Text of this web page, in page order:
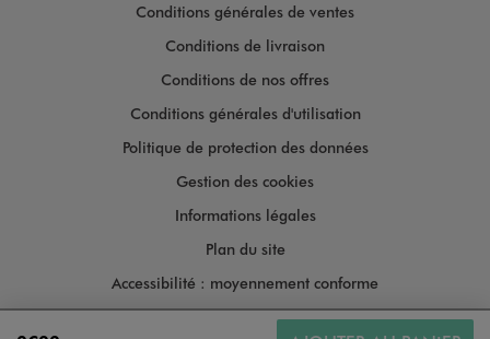
Conditions générales de ventes
Conditions de livraison
Conditions de nos offres
Conditions générales d'utilisation
Politique de protection des données
Gestion des cookies
Informations légales
Plan du site
Accessibilité : moyennement conforme